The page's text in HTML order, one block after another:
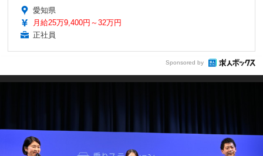
愛知県
月給25万9,400円～32万円
正社員
Sponsored by